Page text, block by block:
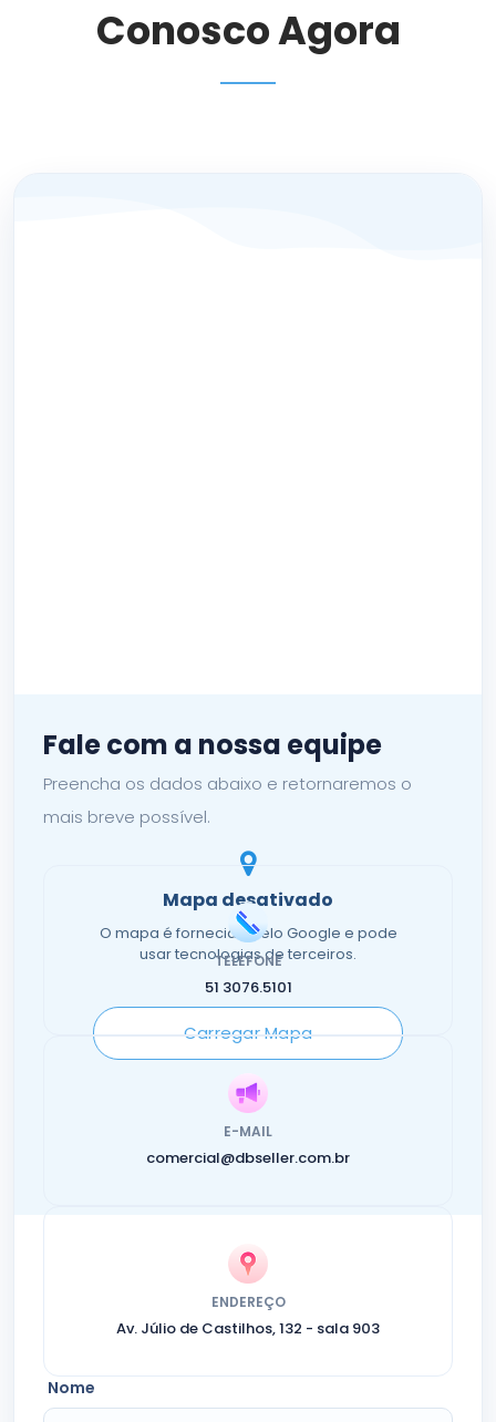
Conosco Agora
Mapa desativado
O mapa é fornecido pelo Google e pode
usar tecnologias de terceiros.
Carregar Mapa
Fale com a nossa equipe
Preencha os dados abaixo e retornaremos o
mais breve possível.
TELEFONE
51 3076.5101
E-MAIL
comercial@dbseller.com.br
ENDEREÇO
Av. Júlio de Castilhos, 132 - sala 903
Nome